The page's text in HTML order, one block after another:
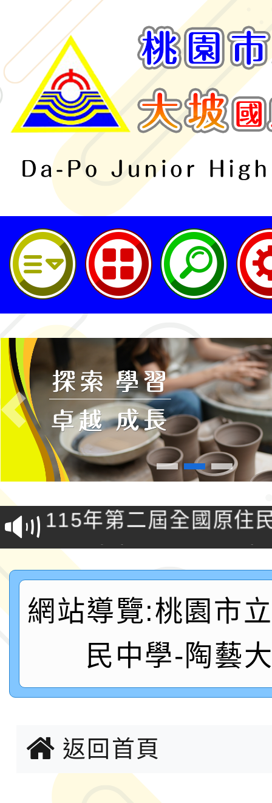
桃園市立大坡國民中學
Previous
轉知桃園市政府交通局
共運輸服務，鼓勵民眾
桃「我的減碳存摺2.0
案，詳如說明，請參閱
115年第二屆全國原住
2026年新北亞洲盃暨
鐵人三項錦標賽
桃園市115學年度學生
「2026年『王牌愛／
運動系列徵選頒獎典禮
成果展」
2026城鎮韌性防空演習
桃園市大溪自造教育及
融平台-教案暨教學示
115學年度「學習扶助
計畫子計畫十一-2：國
115年度「教育部表揚
網站導覽:桃園市
民中學-陶藝
返回首頁